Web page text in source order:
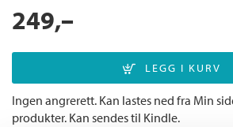
249,–
Ingen angrerett. Kan lastes ned fra Min
produkter. Kan sendes til Kindle.